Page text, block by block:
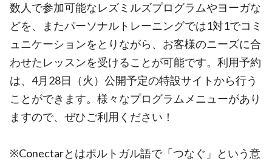
数人で参加可能なレズミルズプログラムやヨーガな
どを、またパーソナルトレーニングでは1対1でコミ
ュニケーションをとりながら、お客様のニーズに合
わせたレッスンを受けることが可能です。利用予約
は、4月28日（火）公開予定の特設サイトから行う
ことができます。様々なプログラムメニューがあり
ますので、ぜひご利用ください！
※Conectarとはポルトガル語で「つなぐ」という意